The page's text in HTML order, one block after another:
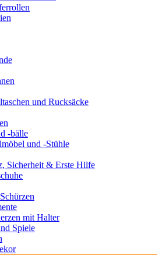
und Rucksäcke
-bälle
und -Stühle
Sicherheit & Erste Hilfe
mit Halter
Spiele